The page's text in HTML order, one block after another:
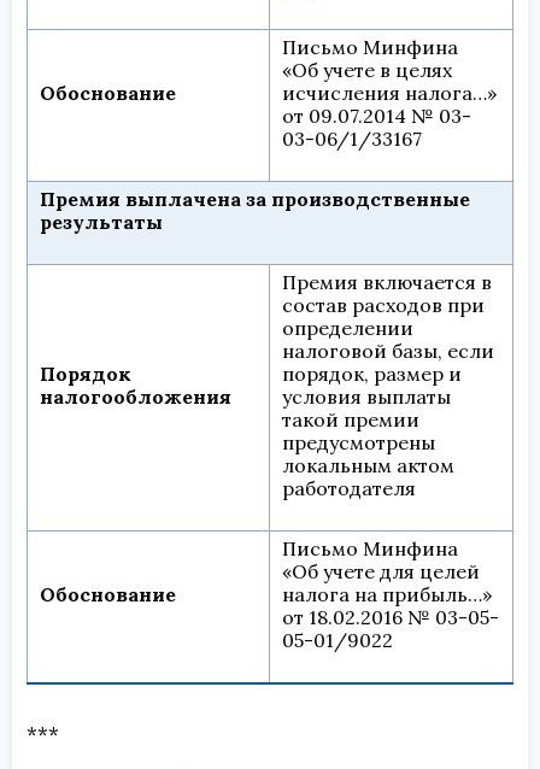
Обоснование
Письмо Минфина
«Об учете в целях
исчисления налога…»
от 09.07.2014 № 03-
03-06/1/33167
Премия выплачена за производственные
результаты
Порядок
налогообложения
Премия включается в
состав расходов при
определении
налоговой базы, если
порядок, размер и
условия выплаты
такой премии
предусмотрены
локальным актом
работодателя
Обоснование
Письмо Минфина
«Об учете для целей
налога на прибыль…»
от 18.02.2016 № 03-05-
05-01/9022
***